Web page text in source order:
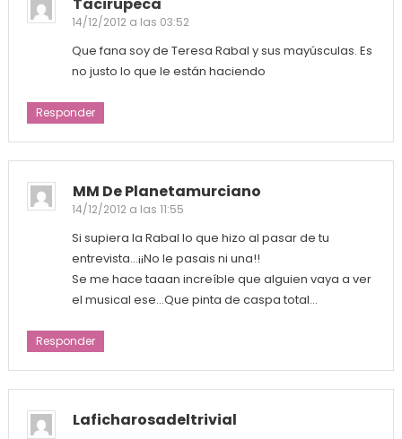
14/12/2012 a las 03:52
Que fana soy de Teresa Rabal y sus mayúsculas. Es
no justo lo que le están haciendo
Responder
MM De Planetamurciano
14/12/2012 a las 11:55
Si supiera la Rabal lo que hizo al pasar de tu
entrevista…¡¡No le pasais ni una!!
Se me hace taaan increíble que alguien vaya a ver
el musical ese…Que pinta de caspa total…
Responder
Laficharosadeltrivial